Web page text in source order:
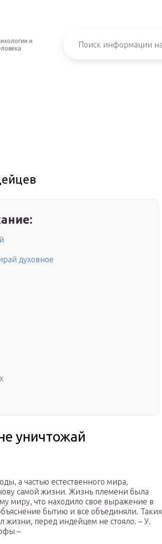
и
духовное
уничтожай
а частью естественного мира,
самой жизни. Жизнь племени была
миру, что находило свое выражение в
бытию и все объединяли. Таких
жизни, перед индейцем не стояло. – У.
–